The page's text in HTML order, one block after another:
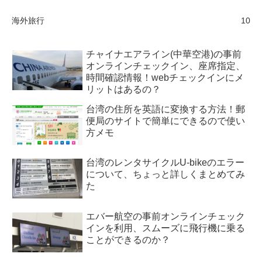
海外旅行 10
チャイナエアライン(中華空港)の事前
オンラインチェックイン、座席指定、
時間確認情報！webチェックインにメ
リットはあるの？
台湾の住所を英語に変換する方法！郵
便局のサイトで簡単にできるので使い
方メモ
台湾のレンタサイクルU-bikeのエラー
について、ちょっと詳しくまとめてみ
た
エバー航空の事前オンラインチェック
インを利用、スムーズに飛行機に乗る
ことができるのか？